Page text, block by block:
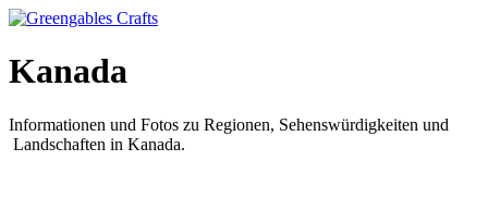
Kanada
Informationen und Fotos zu Regionen, Sehenswürdigkeiten und
Landschaften in Kanada.